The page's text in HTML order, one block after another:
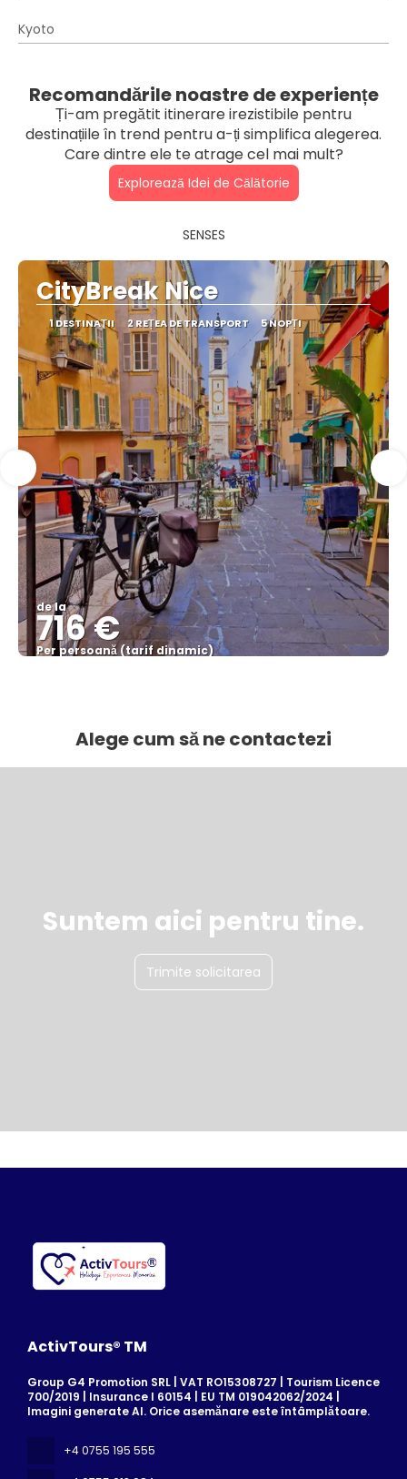
Kyoto
Recomandările noastre de experiențe
Ți-am pregătit itinerare irezistibile pentru
destinațiile în trend pentru a-ți simplifica alegerea.
Care dintre ele te atrage cel mai mult?
Explorează Idei de Călătorie
SENSES
CityBreak Nice
1 DESTINAŢII 2 REȚEA DE TRANSPORT 5 NOPȚI
de la
716 €
Per persoană (tarif dinamic)
Alege cum să ne contactezi
Suntem aici pentru tine.
Trimite solicitarea
ActivTours® TM
Group G4 Promotion SRL | VAT RO15308727 | Tourism Licence
700/2019 | Insurance I 60154 | EU TM 019042062/2024 |
Imagini generate AI. Orice asemănare este întâmplătoare.
+4 0755 195 555